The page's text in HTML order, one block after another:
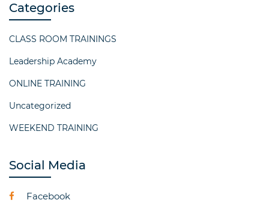
Categories
CLASS ROOM TRAININGS
Leadership Academy
ONLINE TRAINING
Uncategorized
WEEKEND TRAINING
Social Media
Facebook